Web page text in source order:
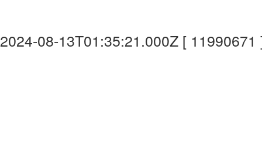
2024-08-13T01:35:21.000Z [ 11990671